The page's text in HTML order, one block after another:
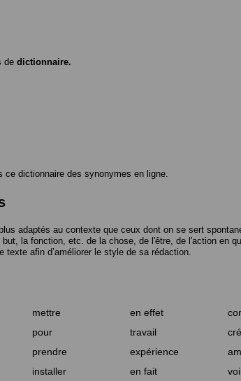
de dictionnaire.
ce dictionnaire des synonymes en ligne.
adaptés au contexte que ceux dont on se sert
la fonction, etc. de la chose, de l'être, de l'action en
texte afin d’améliorer le style de sa rédaction.
mettre en effet
pour travail
prendre expérience
installer en fait